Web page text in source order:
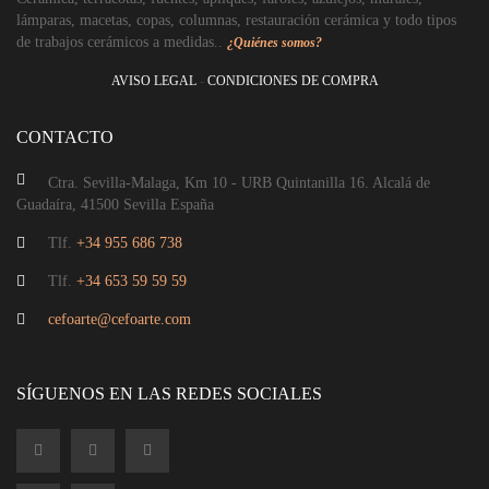
lámparas, macetas, copas, columnas, restauración cerámica y todo tipos
de trabajos cerámicos a medidas.. ¿Quiénes somos?
AVISO LEGAL- CONDICIONES DE COMPRA
CONTACTO
Ctra. Sevilla-Malaga, Km 10 - URB Quintanilla 16. Alcalá de
Guadaíra, 41500 Sevilla España
Tlf. +34 955 686 738
Tlf. +34 653 59 59 59
cefoarte@cefoarte.com
SÍGUENOS EN LAS REDES SOCIALES